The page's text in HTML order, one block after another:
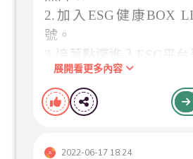
2. 加入 ESG健康BOX
號。
接著點選進入 ESG
平台
費領取ESG VIP PASS
展開看更多內容
2022-06-17 18:24